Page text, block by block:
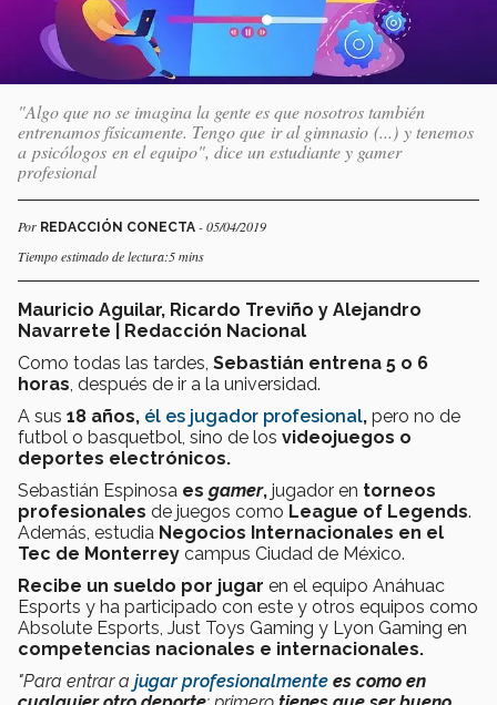
"Algo que no se imagina la gente es que nosotros también
entrenamos físicamente. Tengo que ir al gimnasio (...) y tenemos
a psicólogos en el equipo", dice un estudiante y gamer
profesional
Por REDACCIÓN CONECTA - 05/04/2019
Tiempo estimado de lectura:5 mins
Mauricio Aguilar, Ricardo Treviño y Alejandro
Navarrete | Redacción Nacional
Como todas las tardes, Sebastián entrena 5 o 6
horas , después de ir a la universidad.
A sus 18 años, él es jugador profesional, pero no de
futbol o basquetbol, sino de los videojuegos o
deportes electrónicos.
Sebastián Espinosa es gamer, jugador en torneos
profesionales de juegos como League of Legends.
Además, estudia Negocios Internacionales en el
Tec de Monterrey campus Ciudad de México.
Recibe un sueldo por jugar en el equipo Anáhuac
Esports y ha participado con este y otros equipos como
Absolute Esports, Just Toys Gaming y Lyon Gaming en
competencias nacionales e internacionales.
"Para entrar a jugar profesionalmente es como en